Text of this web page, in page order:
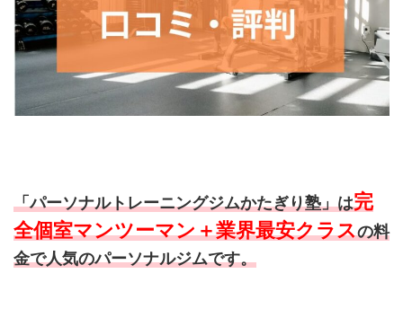
「パーソナルトレーニングジムかたぎり塾」は完
全個室マンツーマン＋業界最安クラスの料
金で人気のパーソナルジムです。